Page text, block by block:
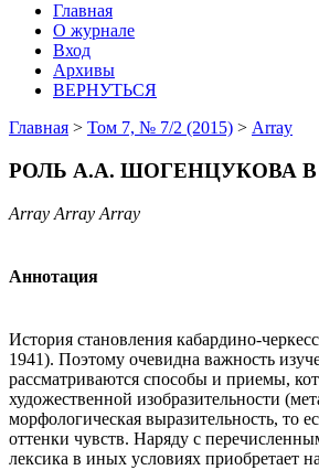
Главная
О журнале
Вход
Архивы
ВЕРНУТЬСЯ
Главная > Том 7, № 7/2 (2015) > Array
РОЛЬ А.А. ШОГЕНЦУКОВА
Array Array Array
Аннотация
История становления кабардино-
1941). Поэтому очевидна важность
рассматриваются способы и приемы,
художественной изобразительности
морфологическая выразительность, то
оттенки чувств. Наряду с
лексика в иных условиях приобретает